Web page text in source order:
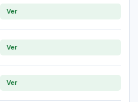
Ver
Ver
Ver